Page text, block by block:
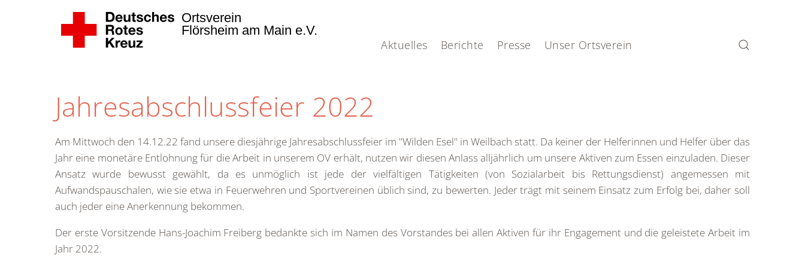
Zum Hauptinhalt springen
Ortsverein
Flörsheim am Main e.V.
Aktuelles
Berichte Presse Unser Ortsverein
Jahresabschlussfeier 2022
Am Mittwoch den 14.12.22 fand unsere diesjährige Jahresabschlussfeier im "Wilden Esel" in Weilbach statt. Da keiner der Helferinnen und Helfer über das
Jahr eine monetäre Entlohnung für die Arbeit in unserem OV erhält, nutzen wir diesen Anlass alljährlich um unsere Aktiven zum Essen einzuladen. Dieser
Ansatz wurde bewusst gewählt, da es unmöglich ist jede der vielfältigen Tätigkeiten (von Sozialarbeit bis Rettungsdienst) angemessen mit
Aufwandspauschalen, wie sie etwa in Feuerwehren und Sportvereinen üblich sind, zu bewerten. Jeder trägt mit seinem Einsatz zum Erfolg bei, daher soll
auch jeder eine Anerkennung bekommen.
Der erste Vorsitzende Hans-Joachim Freiberg bedankte sich im Namen des Vorstandes bei allen Aktiven für ihr Engagement und die geleistete Arbeit im
Jahr 2022.